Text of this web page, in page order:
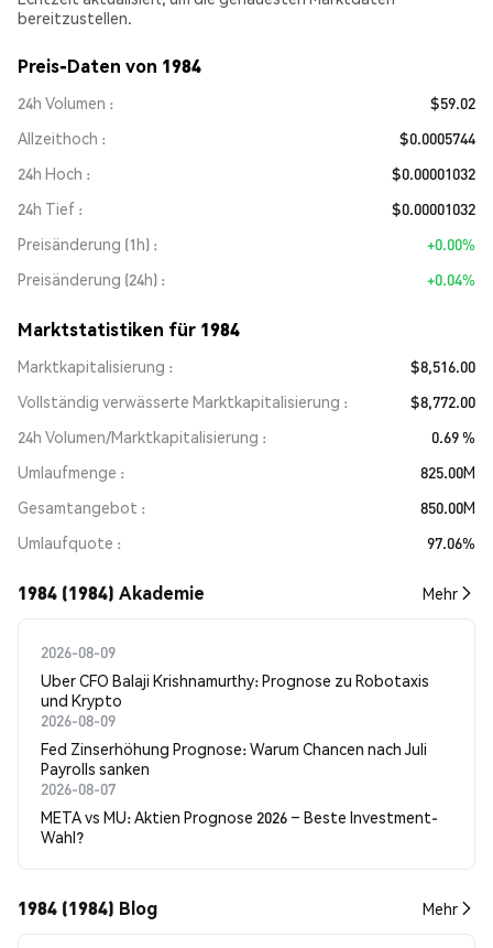
bereitzustellen.
Preis-Daten von 1984
24h Volumen
$59.02
Allzeithoch
$0.0005744
24h Hoch
$0.00001032
24h Tief
$0.00001032
Preisänderung (1h)
+0.00%
Preisänderung (24h)
+0.04%
Marktstatistiken für 1984
Marktkapitalisierung
$8,516.00
Vollständig verwässerte Marktkapitalisierung
$8,772.00
24h Volumen/Marktkapitalisierung
0.69 %
Umlaufmenge
825.00M
Gesamtangebot
850.00M
Umlaufquote
97.06%
1984 (1984) Akademie Mehr
2026-08-09
Uber CFO Balaji Krishnamurthy: Prognose zu Robotaxis
und Krypto
2026-08-09
Fed Zinserhöhung Prognose: Warum Chancen nach Juli
Payrolls sanken
2026-08-07
META vs MU: Aktien Prognose 2026 – Beste Investment-
Wahl?
1984 (1984) Blog Mehr